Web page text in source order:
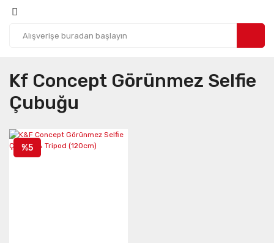
Kf Concept Görünmez Selfie
Çubuğu
%5